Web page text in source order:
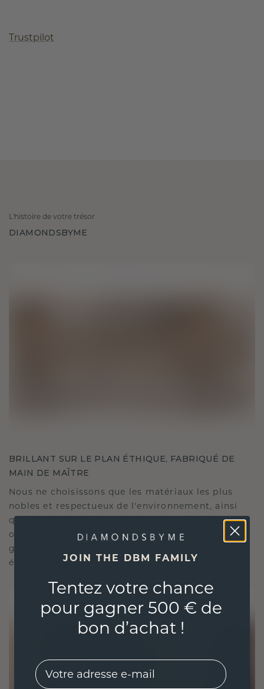
Trustpilot
L'histoire de votre trésor
DIAMONDSBYME
BRILLANT SUR LE PLAN ÉTHIQUE, FABRIQUÉ DE
MAIN DE MAÎTRE
Nous ne choisissons que les matériaux les plus
nobles et respectueux de l'environnement, ainsi
que des diamants synthétiques. Nos experts en
orfèvrerie allient durabilité et savoir-faire inégalé,
garantissant ainsi que vos bijoux sont aussi
éthiques qu'exquis.JOIN THE DBM FAMILY
Tentez votre chance
pour gagner 500 € de
bon d’achat !
EMail